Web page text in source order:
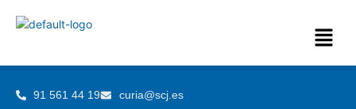
91 561 44 19 curia@scj.es